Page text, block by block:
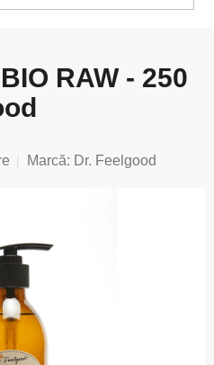
RAW - 250
Marcă: Dr. Feelgood